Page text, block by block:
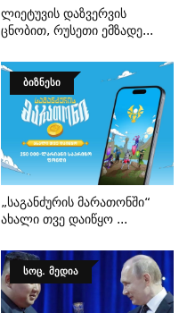
Ლიეტუვის Დაზვერვის
Ცნობით, Რუსეთი Ემზადე...
ᲑᲘᲖᲜᲔᲡᲘ
„საგანძურის Მარათონში“
Ახალი Თვე Დაიწყო ...
ᲡᲝᲪ. ᲛᲔᲓᲘᲐ